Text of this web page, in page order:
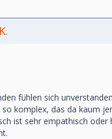
fühlen sich
komplex, das da kaum
ist sehr empathisch oder